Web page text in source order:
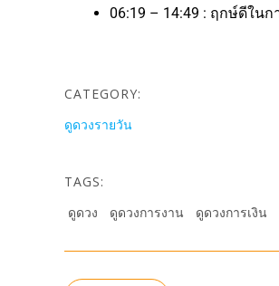
06:19 – 14:49 : ฤกษ์ดีใน
CATEGORY:
ดูดวงรายวัน
TAGS:
ดูดวง
ดูดวงการงาน ดูดวงการเงิน